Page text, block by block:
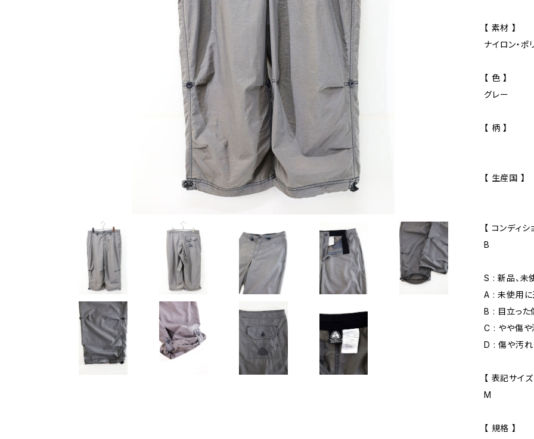
【 素材 】
ナイロン・ポ
【 色 】
グレー
【 柄 】
【 生産国 】
【 コンディシ
B
S : 新品、未
A : 未使用に
B : 目立った
C : やや傷や
D : 傷や汚
【 表記サイズ
M
【 規格 】